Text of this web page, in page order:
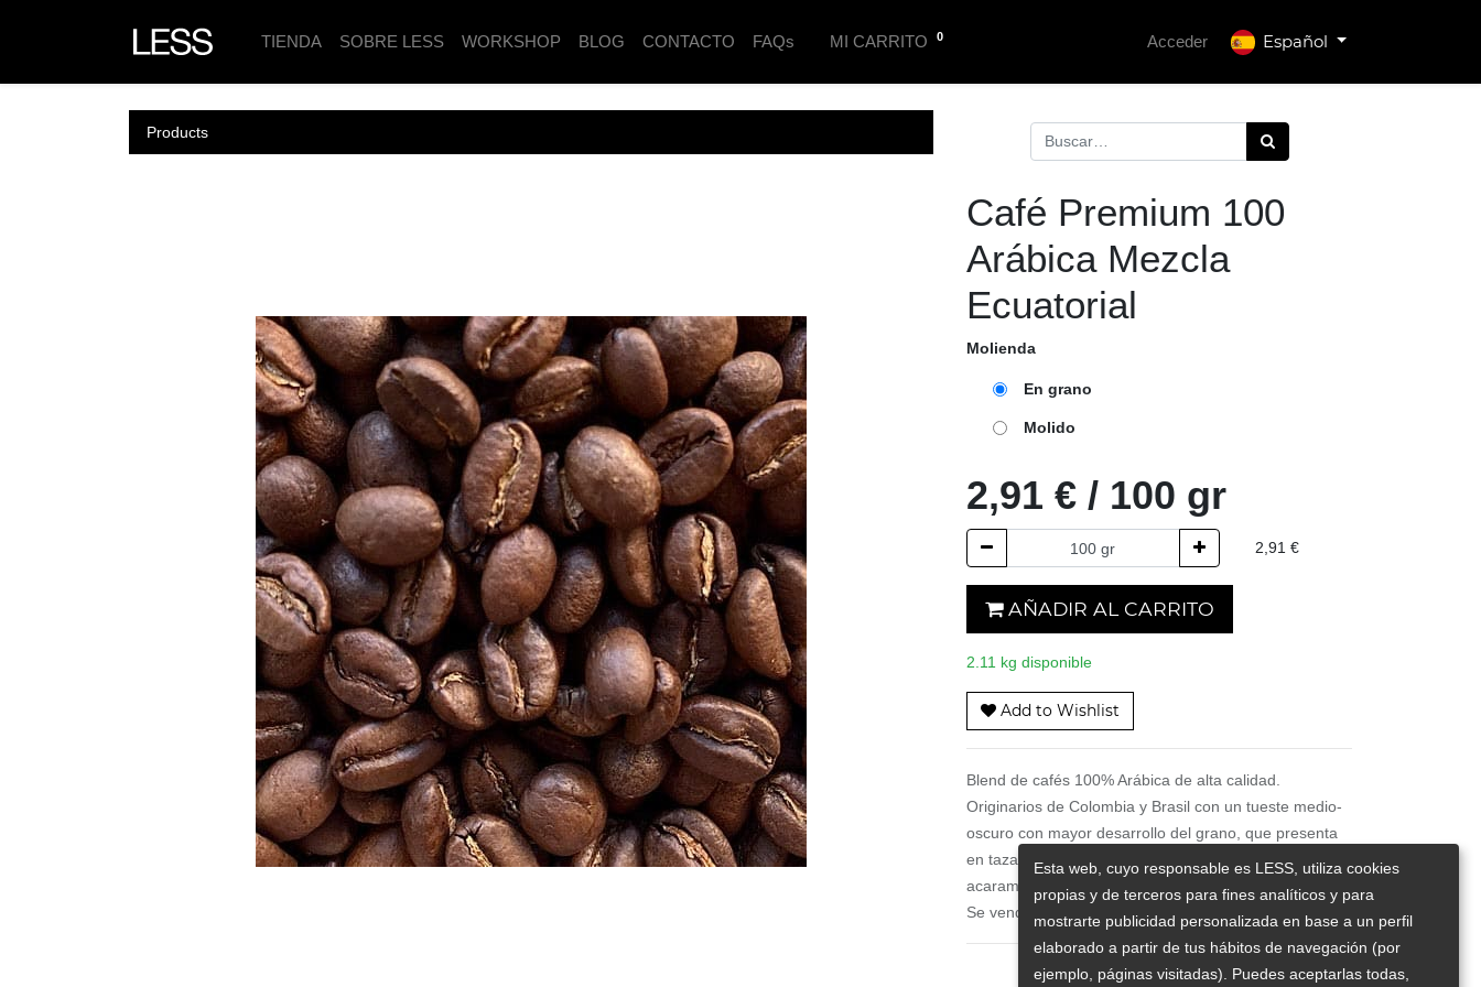
Español
TIENDA SOBRE LESS WORKSHOP BLOG CONTACTO FAQs MI CARRITO 0 Acceder
Products
Café Premium 100
Arábica Mezcla
Ecuatorial
Molienda
En grano
Molido
2,91 € / 100 gr
2,91 €
AÑADIR AL CARRITO
2.11 kg disponible
Add to Wishlist
Blend de cafés 100% Arábica de alta calidad.
Originarios de Colombia y Brasil con un tueste medio-
oscuro con mayor desarrollo del grano, que presenta
en taza un perfil más intenso y con cuerpo. Notas
acarameladas y de chocolate.
Se vende en grano o molido, según tu preferencia.
Esta web, cuyo responsable es LESS, utiliza cookies
propias y de terceros para fines analíticos y para
mostrarte publicidad personalizada en base a un perfil
elaborado a partir de tus hábitos de navegación (por
ejemplo, páginas visitadas). Puedes aceptarlas todas,